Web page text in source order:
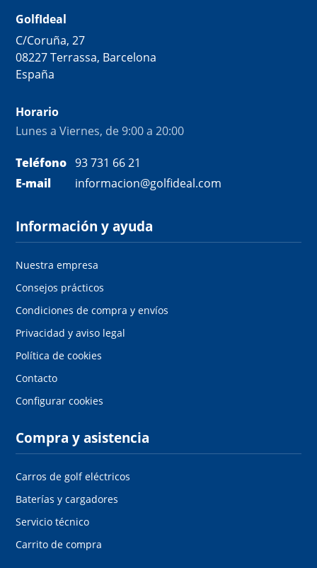
GolfIdeal
C/Coruña, 27
08227 Terrassa, Barcelona
España
Horario
Lunes a Viernes, de 9:00 a 20:00
Teléfono 93 731 66 21
E-mail
informacion@golfideal.com
Información y ayuda
Nuestra empresa
Consejos prácticos
Condiciones de compra y envíos
Privacidad y aviso legal
Política de cookies
Contacto
Configurar cookies
Compra y asistencia
Carros de golf eléctricos
Baterías y cargadores
Servicio técnico
Carrito de compra